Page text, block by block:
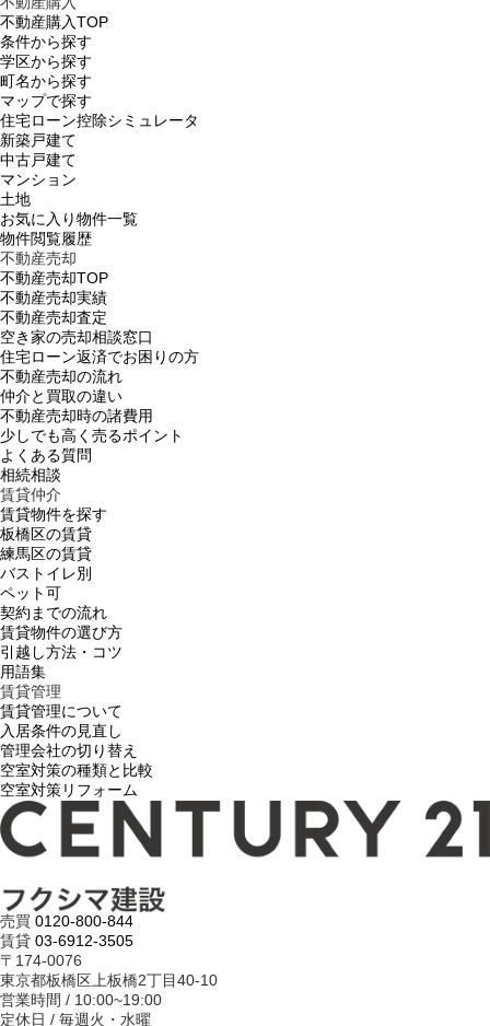
不動産購入TOP
条件から探す
学区から探す
町名から探す
マップで探す
住宅ローン控除シミュレータ
新築戸建て
中古戸建て
マンション
土地
お気に入り物件一覧
物件閲覧履歴
不動産売却
不動産売却TOP
不動産売却実績
不動産売却査定
空き家の売却相談窓口
住宅ローン返済でお困りの方
不動産売却の流れ
仲介と買取の違い
不動産売却時の諸費用
少しでも高く売るポイント
よくある質問
相続相談
賃貸仲介
賃貸物件を探す
板橋区の賃貸
練馬区の賃貸
バストイレ別
ペット可
契約までの流れ
賃貸物件の選び方
引越し方法・コツ
用語集
賃貸管理
賃貸管理について
入居条件の見直し
管理会社の切り替え
空室対策の種類と比較
空室対策リフォーム
売買 0120-800-844
賃貸 03-6912-3505
〒174-0076
東京都板橋区上板橋2丁目40-10
営業時間 / 10:00~19:00
定休日 / 毎週火・水曜